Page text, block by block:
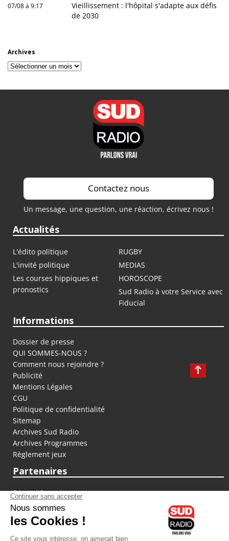
07/08 à 9:17
Vieillissement : l'hôpital s'adapte aux défis
de 2030
Archives
Archives
Contactez nous
Un message, une question, une réaction, écrivez nous !
Actualités
L'édito politique
RUGBY
L'invité politique
MEDIAS
Les courses hippiques et
pronostics
HOROSCOPE
Sud Radio à votre Service avec
Fiducial
Informations
Dossier de presse
QUI SOMMES-NOUS ?
Comment nous rejoindre ?
Publicité
Mentions Légales
CGU
Politique de confidentialité
Sitemap
Archives Sud Radio
Archives Programmes
Règlement jeux
Partenaires
fiducial.fr
lyoncapitale.fr
olympique-et-lyonnais.com
L'application Iphone / Android